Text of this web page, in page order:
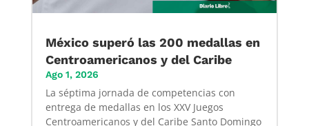
México superó las 200 medallas en
Centroamericanos y del Caribe
Ago 1, 2026
La séptima jornada de competencias con
entrega de medallas en los XXV Juegos
Centroamericanos y del Caribe Santo Domingo